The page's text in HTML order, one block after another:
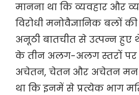
मानना था कि व्यवहार और
विरोधी मनोवैज्ञानिक बलों
अनूठी बातचीत से उत्पन्न हुए
के तीन अलग-अलग स्तरों
अचेतन, चेतन और अचेतन
था कि इनमें से प्रत्येक भाग